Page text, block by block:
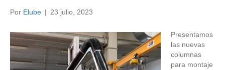
Por Elube | 23 julio, 2023
Presentamos
las nuevas
columnas
para montaje